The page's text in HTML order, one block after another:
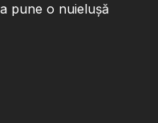
pune o nuielușă